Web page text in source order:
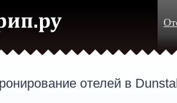
отелей в